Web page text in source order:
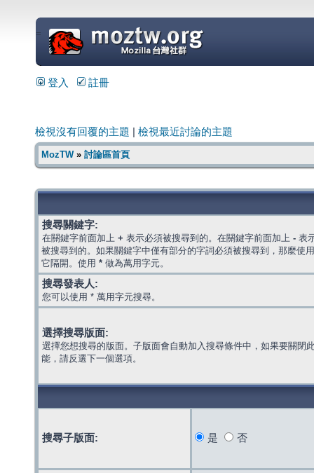
=
登入 註冊
檢視沒有回覆的主題 檢視最近討論的主題
MozTW» 討論區首頁
搜尋關鍵字:
在關鍵字前面加上 + 表示必須被搜尋到的。在關鍵字前面加上 - 表
被搜尋到的。如果關鍵字中僅有部分的字詞必須被搜尋到，那麼使
它隔開。使用 * 做為萬用字元。
搜尋發表人:
您可以使用 * 萬用字元搜尋。
選擇搜尋版面:
選擇您想搜尋的版面。子版面會自動加入搜尋條件中，如果要關閉
能，請反選下一個選項。
搜尋子版面: 是 否